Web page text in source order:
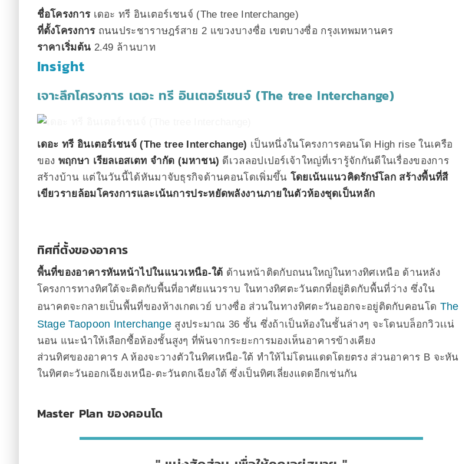
ชื่อโครงการ เดอะ ทรี อินเตอร์เชนจ์ (The tree Interchange)
ที่ตั้งโครงการ ถนนประชาราษฎร์สาย 2 แขวงบางซื่อ เขตบางซื่อ กรุงเทพมหานคร
ราคาเริ่มต้น 2.49 ล้านบาท
Insight
เจาะลึกโครงการ เดอะ ทรี อินเตอร์เชนจ์ (The tree Interchange)
เดอะ ทรี อินเตอร์เชนจ์ (The tree Interchange) เป็นหนึ่งในโครงการคอนโด High rise ในเครือ
ของ พฤกษา เรียลเอสเตท จำกัด (มหาชน) ดีเวลลอปเปอร์เจ้าใหญ่ที่เรารู้จักกันดีในเรื่องของการ
สร้างบ้าน แต่ในวันนี้ได้หันมาจับธุรกิจด้านคอนโดเพิ่มขึ้น โดยเน้นแนวคิดรักษ์โลก สร้างพื้นที่สี
เขียวรายล้อมโครงการและเน้นการประหยัดพลังงานภายในตัวห้องชุดเป็นหลัก
ทิศที่ตั้งของอาคาร
พื้นที่ของอาคารหันหน้าไปในแนวเหนือ-ใต้ ด้านหน้าติดกับถนนใหญ่ในทางทิศเหนือ ด้านหลัง
โครงการทางทิศใต้จะติดกับพื้นที่อาศัยแนวราบ ในทางทิศตะวันตกที่อยู่ติดกับพื้นที่ว่าง ซึ่งใน
อนาคตจะกลายเป็นพื้นที่ของห้างเกตเวย์ บางซื่อ ส่วนในทางทิศตะวันออกจะอยู่ติดกับคอนโด The
Stage Taopoon Interchange สูงประมาณ 36 ชั้น ซึ่งถ้าเป็นห้องในชั้นล่างๆ จะโดนบล็อกวิวเเน่
นอน แนะนำให้เลือกซื้อห้องชั้นสูงๆ ที่พ้นจากระยะการมองเห็นอาคารข้างเคียง
ส่วนทิศของอาคาร A ห้องจะวางตัวในทิศเหนือ-ใต้ ทำให้ไม่โดนแดดโดยตรง ส่วนอาคาร B จะหัน
ในทิศตะวันออกเฉียงเหนือ-ตะวันตกเฉียงใต้ ซึ่งเป็นทิศเลี่ยงแดดอีกเช่นกัน
Master Plan ของคอนโด